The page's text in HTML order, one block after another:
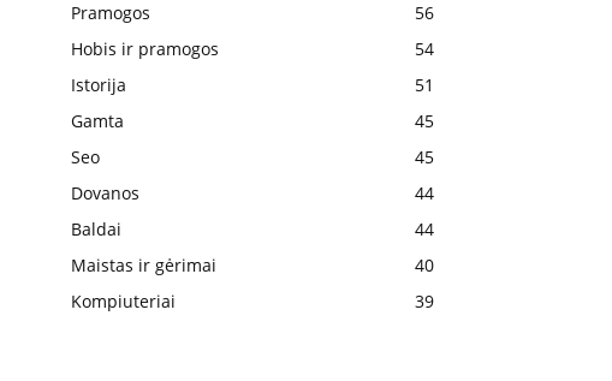
Pramogos
56
Hobis ir pramogos
54
Istorija
51
Gamta
45
Seo
45
Dovanos
44
Baldai
44
Maistas ir gėrimai
40
Kompiuteriai
39